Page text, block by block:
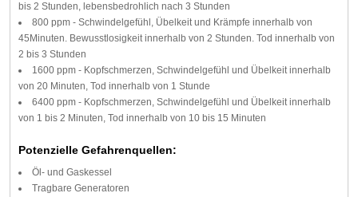
bis 2 Stunden, lebensbedrohlich nach 3 Stunden
800 ppm - Schwindelgefühl, Übelkeit und Krämpfe innerhalb von
45Minuten. Bewusstlosigkeit innerhalb von 2 Stunden. Tod innerhalb von
2 bis 3 Stunden
1600 ppm - Kopfschmerzen, Schwindelgefühl und Übelkeit innerhalb
von 20 Minuten, Tod innerhalb von 1 Stunde
6400 ppm - Kopfschmerzen, Schwindelgefühl und Übelkeit innerhalb
von 1 bis 2 Minuten, Tod innerhalb von 10 bis 15 Minuten
Potenzielle Gefahrenquellen:
Öl- und Gaskessel
Tragbare Generatoren